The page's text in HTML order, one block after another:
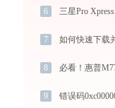
6
7
8 必看！惠普
9 错误码